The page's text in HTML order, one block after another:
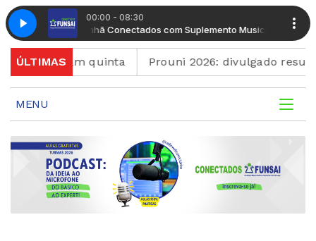
00:00 - 08:30
Musical Manhã Conectados com Suplemento Musical
ÚLTIMASquinta Prouni 2026: divulgado resultado
MENU